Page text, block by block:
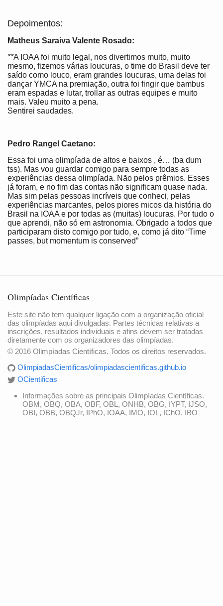
Depoimentos:
Matheus Saraiva Valente Rosado:
**A IOAA foi muito legal, nos divertimos muito, muito
mesmo, fizemos várias loucuras, o time do Brasil deve ter
saído como louco, eram grandes loucuras, uma delas foi
dançar YMCA na premiação, outra foi fingir que bambus
eram espadas e lutar, trollar as outras equipes e muito
mais. Valeu muito a pena.
Sentirei saudades.
Pedro Rangel Caetano:
Essa foi uma olimpíada de altos e baixos , é… (ba dum
tss). Mas vou guardar comigo para sempre todas as
experiências dessa olimpíada. Não pelos prêmios. Esses
já foram, e no fim das contas não significam quase nada.
Mas sim pelas pessoas incríveis que conheci, pelas
experiências marcantes, pelos piores micos da história do
Brasil na IOAA e por todas as (muitas) loucuras. Por tudo o
que aprendi, não só em astronomia. Obrigado a todos que
participaram disto comigo por tudo, e, como já dito “Time
passes, but momentum is conserved”
Olimpíadas Científicas
Este site não tem qualquer ligação com a organização oficial
das olimpíadas aqui divulgadas. Partes técnicas relativas a
inscrições, resultados individuais e afins devem ser tratadas
diretamente com os organizadores das olimpíadas.
© 2016 Olimpíadas Científicas. Todos os direitos reservados.
OlimpiadasCientificas/olimpiadascientificas.github.io
OCientificas
Informações sobre as principais Olimpíadas Científicas.
OBM, OBQ, OBA, OBF, OBL, ONHB, OBG, IYPT, IJSO,
OBI, OBB, OBQJr, IPhO, IOAA, IMO, IOL, IChO, IBO